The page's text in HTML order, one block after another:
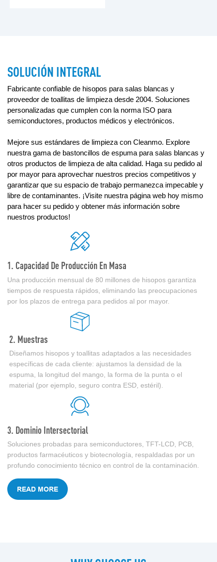
SOLUCIÓN INTEGRAL
Fabricante confiable de hisopos para salas blancas y
proveedor de toallitas de limpieza desde 2004. Soluciones
personalizadas que cumplen con la norma ISO para
semiconductores, productos médicos y electrónicos.
Mejore sus estándares de limpieza con Cleanmo. Explore
nuestra gama de bastoncillos de espuma para salas blancas y
otros productos de limpieza de alta calidad. Haga su pedido al
por mayor para aprovechar nuestros precios competitivos y
garantizar que su espacio de trabajo permanezca impecable y
libre de contaminantes. ¡Visite nuestra página web hoy mismo
para hacer su pedido y obtener más información sobre
nuestros productos!
1. Capacidad De Producción En Masa
Una producción mensual de 80 millones de hisopos garantiza
tiempos de respuesta rápidos, eliminando las preocupaciones
por los plazos de entrega para pedidos al por mayor.
2. Muestras
Diseñamos hisopos y toallitas adaptados a las necesidades
específicas de cada cliente: ajustamos la densidad de la
espuma, la longitud del mango, la forma de la punta o el
material (por ejemplo, seguro contra ESD, estéril).
3. Dominio Intersectorial
Soluciones probadas para semiconductores, TFT-LCD, PCB,
productos farmacéuticos y biotecnología, respaldadas por un
profundo conocimiento técnico en control de la contaminación.
READ MORE